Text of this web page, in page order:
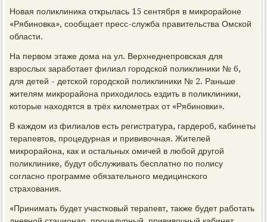
Новая поликлиника открылась 15 сентября в микрорайоне
«Рябиновка», сообщает пресс-служба правительства Омской
области.
На первом этаже дома на ул. Верхнеднепровская для
взрослых заработает филиал городской поликлиники № 6,
для детей - детской городской поликлиники № 2. Раньше
жителям микрорайона приходилось ездить в поликлиники,
которые находятся в трёх километрах от «Рябиновки».
В каждом из филиалов есть регистратура, гардероб, кабинеты
терапевтов, процедурная и прививочная. Жителей
микрорайона, как и остальных омичей в любой другой
поликлинике, будут обслуживать бесплатно по полису
согласно программе обязательного медицинского
страхования.
«Принимать будет участковый терапевт, также будет работать